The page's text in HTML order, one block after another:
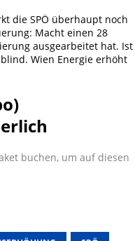
die SPÖ überhaupt noch
Macht einen 28
ausgearbeitet hat. Ist
Wien Energie erhöht
buchen, um auf diesen